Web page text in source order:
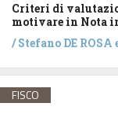
Criteri di
motivare in Nota
/Stefano DE ROSA
FISCO